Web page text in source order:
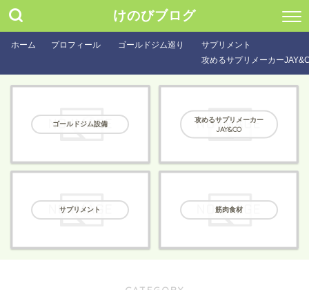
けのびブログ
ホーム プロフィール ゴールドジム巡り
サプリメント
攻めるサプリメーカー
ゴールドジム設備
攻めるサプリメーカー
JAY&CO
サプリメント 筋肉食材